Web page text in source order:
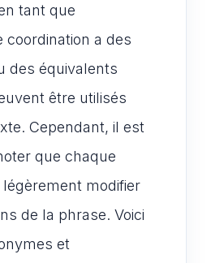
tant que
coordination a des
des équivalents
être utilisés
Cependant, il est
que chaque
modifier
de la phrase. Voici
et